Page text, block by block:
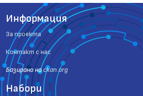
Информация
За проекта
Контакт с нас
Базиранo наckan.org
Набори